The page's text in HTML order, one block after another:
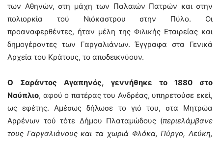
των Αθηνών, στη μάχη των Παλαιών Πατρών και στην
πολιορκία τού Νιόκαστρου στην Πύλο. Οι
προαναφερθέντες, ήταν μέλη της Φιλικής Εταιρείας και
δημογέροντες των Γαργαλιάνων. Έγγραφα στα Γενικά
Αρχεία του Κράτους, το αποδεικνύουν.
Ο Σαράντος Αγαπηνός, γεννήθηκε το 1880 στο
Ναύπλιο, αφού ο πατέρας του Ανδρέας, υπηρετούσε εκεί,
ως εφέτης. Αμέσως δήλωσε το γιό του, στα Μητρώα
Αρρένων τού τότε Δήμου Πλαταμώδους (περιελάμβανε
τους Γαργαλιάνους και τα χωριά Φλόκα, Πύργο, Λεύκη,